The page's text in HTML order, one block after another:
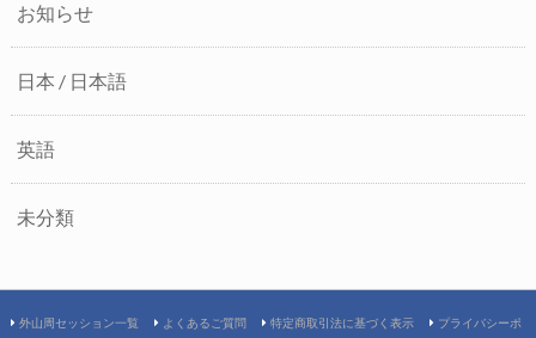
お知らせ
日本 / 日本語
英語
未分類
外山周セッション一覧 よくあるご質問 特定商取引法に基づく表示 プライバシーポ